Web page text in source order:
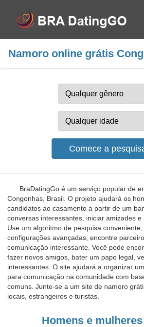
Namoro online grátis
BraDatingGo é um serviço popular de
Congonhas, Brasil. O projeto ajudará os
candidatos ao casamento a partir de um
conversas interessantes, iniciar amizades e
Use um algoritmo de pesquisa
configurações avançadas, encontre
comunicação interessante. Você pode
fazer novos amigos, bater um papo legal,
interessantes. O site ajudará a organizar
para comunicação na comunidade com
comuns. Junte-se a um site de namoro
locais, estrangeiros e turistas.
Homens e